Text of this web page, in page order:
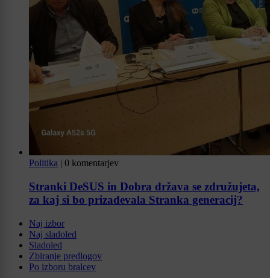
Politika | 0 komentarjev
Stranki DeSUS in Dobra država se združujeta,
za kaj si bo prizadevala Stranka generacij?
Naj izbor
Naj sladoled
Sladoled
Zbiranje predlogov
Po izboru bralcev